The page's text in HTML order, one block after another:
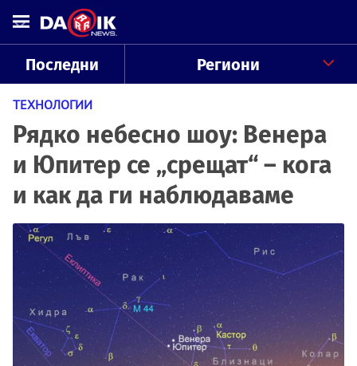
Последни Региони
ТЕХНОЛОГИИ
Рядко небесно шоу: Венера
и Юпитер се „срещат“ – кога
и как да ги наблюдаваме